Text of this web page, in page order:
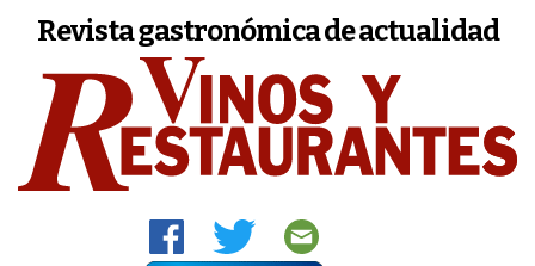
Revista gastronómica de actualidad